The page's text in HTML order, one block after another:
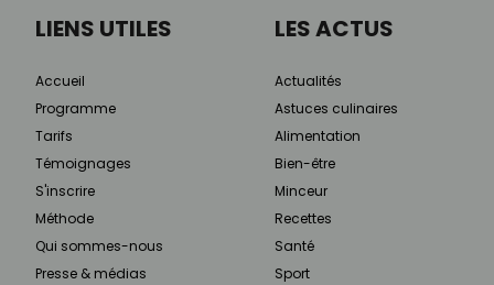
LIENS UTILES
Accueil
Programme
Tarifs
Témoignages
S'inscrire
Méthode
Qui sommes-nous
Presse & médias
LES ACTUS
Actualités
Astuces culinaires
Alimentation
Bien-être
Minceur
Recettes
Santé
Sport